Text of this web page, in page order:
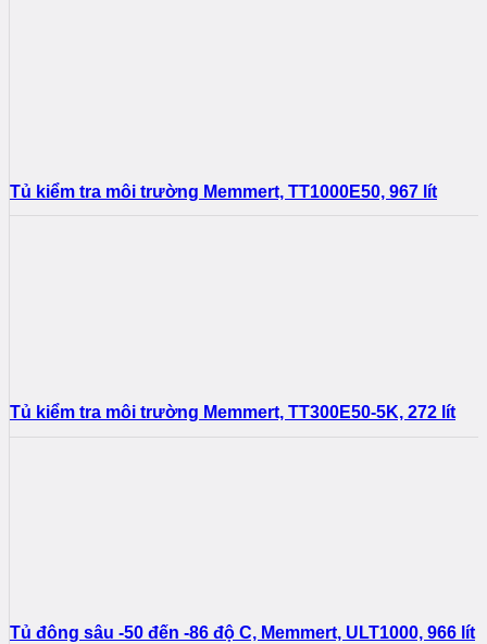
Tủ kiểm tra môi trường Memmert, TT1000E50, 967 lít
Tủ kiểm tra môi trường Memmert, TT300E50-5K, 272 lít
Tủ đông sâu -50 đến -86 độ C, Memmert, ULT1000, 966 lít